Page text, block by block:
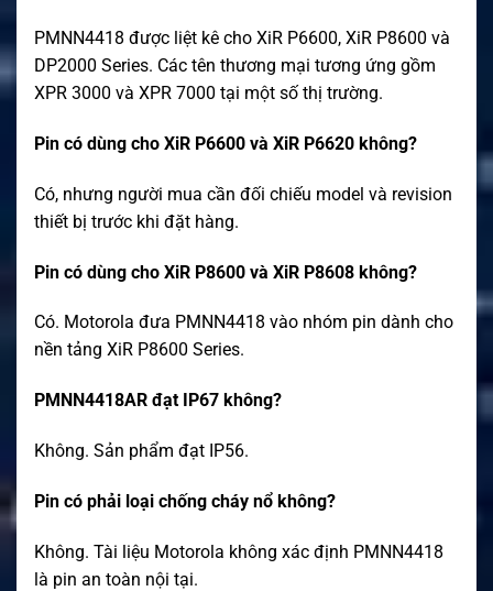
PMNN4418 được liệt kê cho XiR P6600, XiR P8600 và
DP2000 Series. Các tên thương mại tương ứng gồm
XPR 3000 và XPR 7000 tại một số thị trường.
Pin có dùng cho XiR P6600 và XiR P6620 không?
Có, nhưng người mua cần đối chiếu model và revision
thiết bị trước khi đặt hàng.
Pin có dùng cho XiR P8600 và XiR P8608 không?
Có. Motorola đưa PMNN4418 vào nhóm pin dành cho
nền tảng XiR P8600 Series.
PMNN4418AR đạt IP67 không?
Không. Sản phẩm đạt IP56.
Pin có phải loại chống cháy nổ không?
Không. Tài liệu Motorola không xác định PMNN4418
là pin an toàn nội tại.